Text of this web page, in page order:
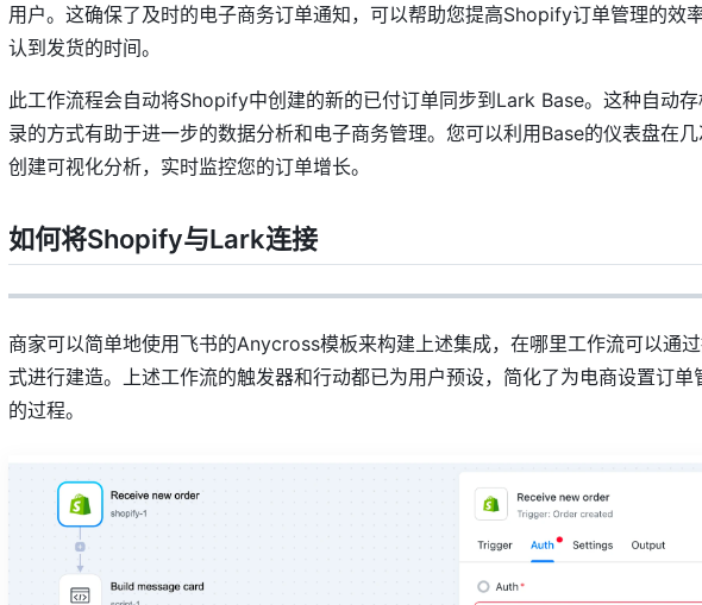
用户。这确保了及时的电子商务订单通知，可以帮助您提高Shopify订单管理的效
认到发货的时间。
此工作流程会自动将Shopify中创建的新的已付订单同步到Lark Base。这种自动
录的方式有助于进一步的数据分析和电子商务管理。您可以利用Base的仪表盘在
创建可视化分析，实时监控您的订单增长。
如何将Shopify与Lark连接
商家可以简单地使用飞书的Anycross模板来构建上述集成，在哪里工作流可以通
式进行建造。上述工作流的触发器和行动都已为用户预设，简化了为电商设置订单
的过程。